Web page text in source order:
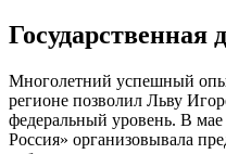
Государственная
Многолетний успешный
регионе позволил Льву
федеральный уровень. В
Россия» организовывала